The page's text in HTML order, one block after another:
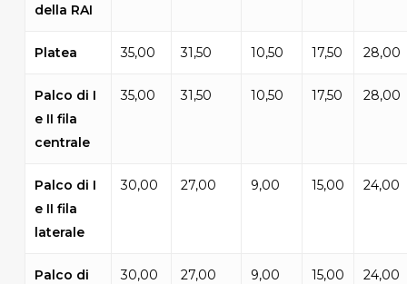
della RAI
Platea 35,00 31,50 10,50 17,50 28,00
Palco di I
e II fila
centrale
35,00 31,50 10,50 17,50 28,00
Palco di I
e II fila
laterale
30,00 27,00 9,00 15,00 24,00
Palco di
30,00 27,00 9,00 15,00 24,00